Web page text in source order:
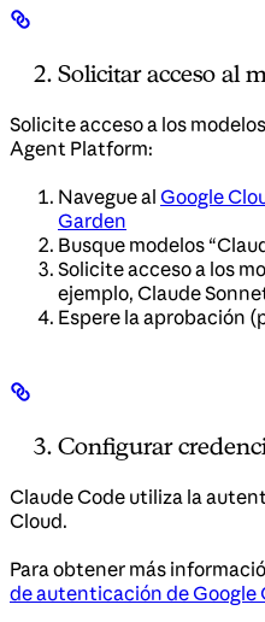
Solicitar acceso al
Solicite acceso a los
Agent Platform:
Navegue al Google
Garden
Busque modelos
Solicite acceso a los
ejemplo, Claude
Espere la aprobación
Configurar
Claude Code utiliza la
Cloud.
Para obtener más
de autenticación de Google